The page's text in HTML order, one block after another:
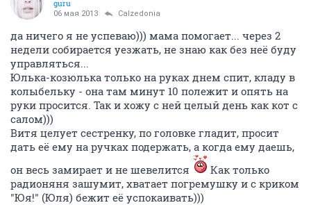
guru
06 мая 2013 Calzedonia
да ничего я не успеваю))) мама помогает... через 2
недели собирается уезжать, не знаю как без неё буду
управляться...
Юлька-козюлька только на руках днем спит, кладу в
колыбельку - она там минут 10 полежит и опять на
руки просится. Так и хожу с ней целый день как кот с
салом)))
Витя целует сестренку, по головке гладит, просит
дать её ему на ручках подержать, а когда ему даешь,
он весь замирает и не шевелится
Как только
радионяня зашумит, хватает погремушку и с криком
"Юя!" (Юля) бежит её успокаивать)))